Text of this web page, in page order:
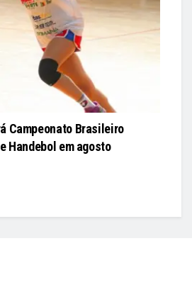
Campeonato Brasileiro
Handebol em agosto